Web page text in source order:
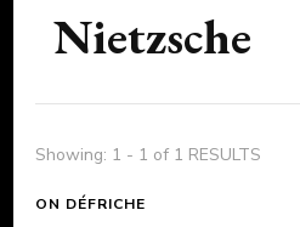
Nietzsche
Showing: 1 - 1 of 1 RESULTS
ON DÉFRICHE